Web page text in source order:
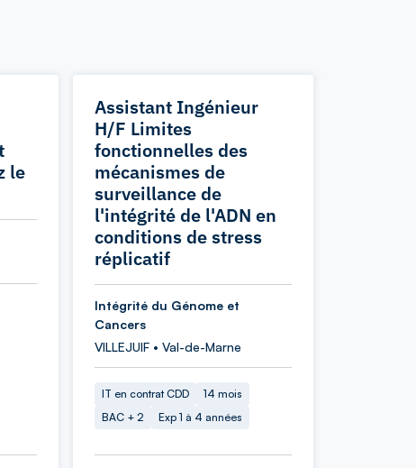
le
Assistant Ingénieur
H/F Limites
fonctionnelles des
mécanismes de
surveillance de
l'intégrité de l'ADN en
conditions de stress
réplicatif
Intégrité du Génome et
Cancers
VILLEJUIF • Val-de-Marne
IT en contrat CDD
14 mois
BAC + 2
Exp 1 à 4 années